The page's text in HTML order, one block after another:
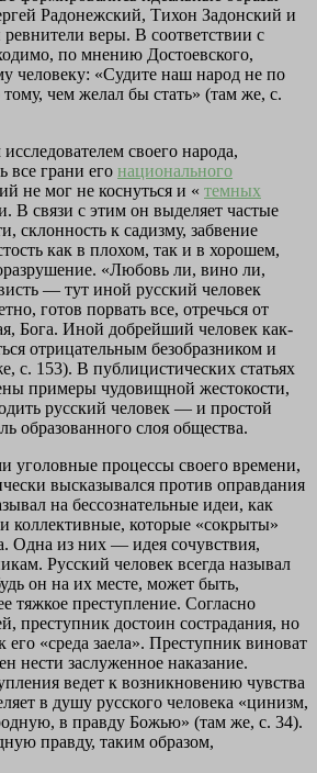
Радонежский, Тихон Задонский и
веры. В соответствии с
по мнению Достоевского,
человеку: «Судите наш народ не по
тому, чем желал бы стать» (там же, с.
своего народа,
все грани его национального
не мог не коснуться и « темных
В связи с этим он выделяет частые
склонность к садизму, забвение
как в плохом, так и в хорошем,
«Любовь ли, вино ли,
— тут иной русский человек
готов порвать все, отречься от
Бога. Иной добрейший человек как-
отрицательным безобразником и
с. 153). В публицистических статьях
примеры чудовищной жестокости,
русский человек — и простой
образованного слоя общества.
уголовные процессы своего времени,
высказывался против оправдания
на бессознательные идеи, как
коллективные, которые «сокрыты»
Одна из них — идея сочувствия,
Русский человек всегда называл
он на их месте, может быть,
тяжкое преступление. Согласно
преступник достоин сострадания, но
его «среда заела». Преступник виноват
нести заслуженное наказание.
ведет к возникновению чувства
в душу русского человека «цинизм,
в правду Божью» (там же, с. 34).
правду, таким образом,